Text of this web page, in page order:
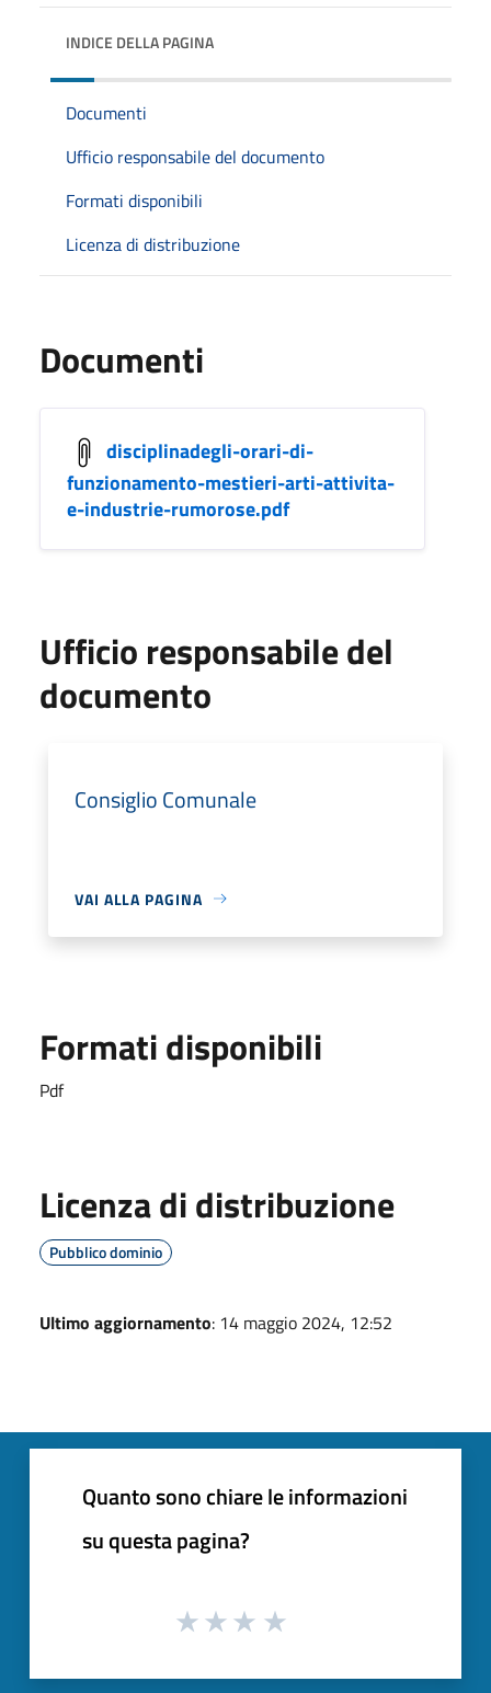
INDICE DELLA PAGINA
Documenti
Ufficio responsabile del documento
Formati disponibili
Licenza di distribuzione
Documenti
disciplinadegli-orari-di-
funzionamento-mestieri-arti-attivita-
e-industrie-rumorose.pdf
Ufficio responsabile del
documento
Consiglio Comunale
VAI ALLA PAGINA
Formati disponibili
Pdf
Licenza di distribuzione
Pubblico dominio
Ultimo aggiornamento: 14 maggio 2024, 12:52
Quanto sono chiare le informazioni
su questa pagina?